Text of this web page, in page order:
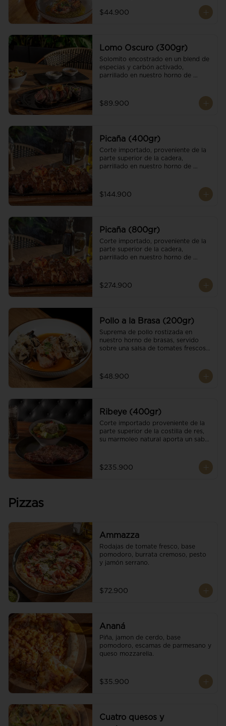
$44.900
Lomo Oscuro (300gr)
Solomito encostrado en un blend de
especias y carbón activado,
parrillado en nuestro horno de
mantequilla de ajo y pimientos.
Acompañado de salsa criolla y una
$89.900
Picaña (400gr)
Corte importado, proveniente de la
parte superior de la cadera,
parrillado en nuestro horno de
Acompañado de salsa criolla de la
casa.
$144.900
Picaña (800gr)
Corte importado, proveniente de la
parte superior de la cadera,
parrillado en nuestro horno de
Acompañado de salsa criolla de la
casa.
$274.900
Pollo a la Brasa (200gr)
Suprema de pollo rostizada en
nuestro horno de brasas, servido
sobre una salsa de tomates frescos y
$48.900
Ribeye (400gr)
Corte importado proveniente de la
parte superior de la costilla de res,
su marmoleo natural aporta un sabor
con cristales de sal y mantequilla de
ajo y pimientos. Acompañado de una
$235.900
Pizzas
Ammazza
Rodajas de tomate fresco, base
pomodoro, burrata cremoso, pesto
y jamón serrano.
$72.900
Ananá
Piña, jamon de cerdo, base
pomodoro, escamas de parmesano y
queso mozzarella.
$35.900
Cuatro quesos y